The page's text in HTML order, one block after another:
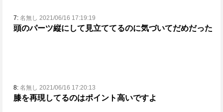
7: 名無し 2021/06/16 17:19:19
頭のパーツ縦にして見立ててるのに気づいてだめだった
8: 名無し 2021/06/16 17:20:13
膝を再現してるのはポイント高いですよ